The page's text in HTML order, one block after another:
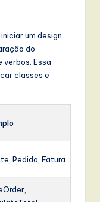
um design
do
verbos. Essa
classes e
Pedido, Fatura